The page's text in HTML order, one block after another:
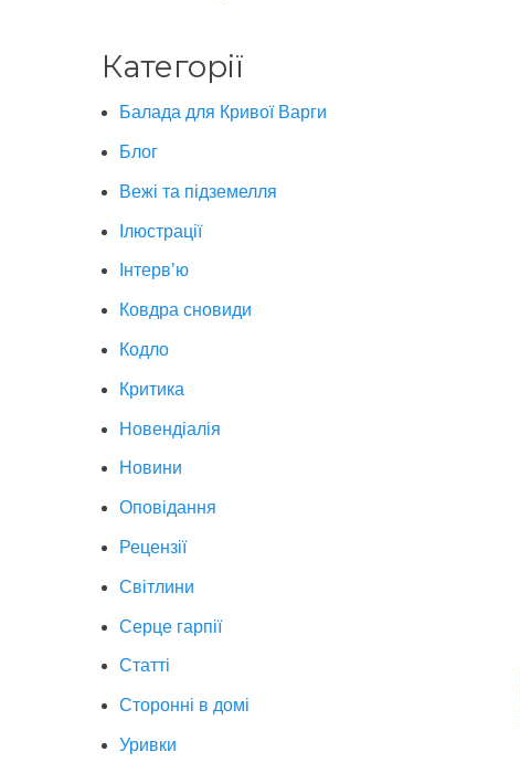
Категорії
Балада для Кривої Варги
Блог
Вежі та підземелля
Ілюстрації
Інтерв’ю
Ковдра сновиди
Кодло
Критика
Новендіалія
Новини
Оповідання
Рецензії
Світлини
Серце гарпії
Статті
Сторонні в домі
Уривки